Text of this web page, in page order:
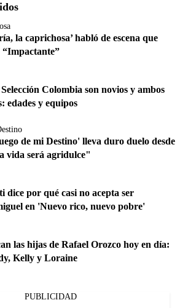
la caprichosa’ habló de escena que
Colombia son novios y ambos
edades y equipos
de mi Destino' lleva duro duelo desde
vida será agridulce"
dice por qué casi no acepta ser
en 'Nuevo rico, nuevo pobre'
las hijas de Rafael Orozco hoy en día:
Kelly y Loraine
PUBLICIDAD